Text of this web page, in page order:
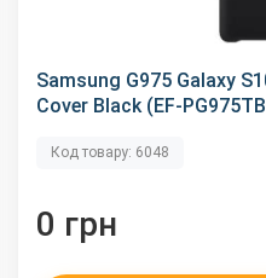
Samsung G975 Galaxy
Cover Black (EF-
Код товару: 6048
0 грн